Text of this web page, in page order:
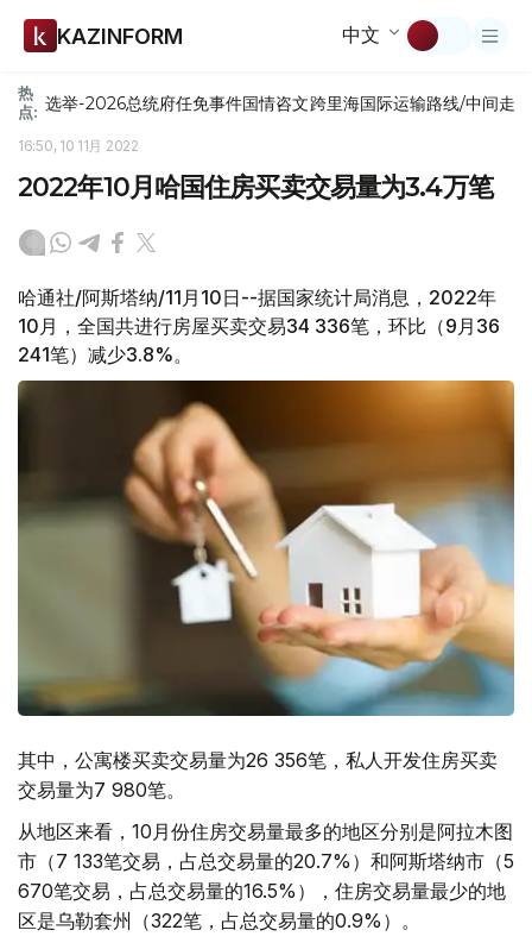
KAZINFORM 中文
热
点: 选举-2026总统府任免事件国情咨文跨里海国际运输路线/中间走廊
16:50, 10 11月 2022
2022年10月哈国住房买卖交易量为3.4万笔
哈通社/阿斯塔纳/11月10日--据国家统计局消息，2022年
10月，全国共进行房屋买卖交易34 336笔，环比（9月36
241笔）减少3.8%。
其中，公寓楼买卖交易量为26 356笔，私人开发住房买卖
交易量为7 980笔。
从地区来看，10月份住房交易量最多的地区分别是阿拉木图
市（7 133笔交易，占总交易量的20.7%）和阿斯塔纳市（5
670笔交易，占总交易量的16.5%），住房交易量最少的地
区是乌勒套州（322笔，占总交易量的0.9%）。